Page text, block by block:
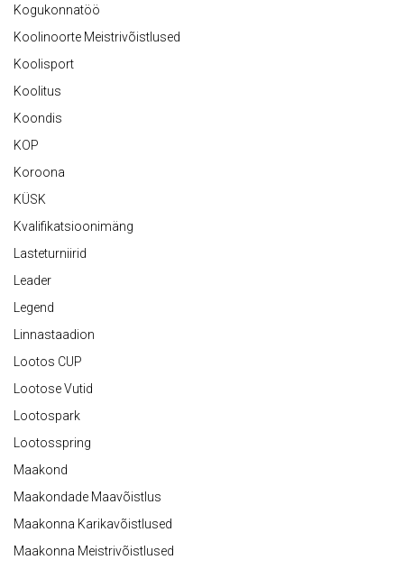
Kogukonnatöö
Koolinoorte Meistrivõistlused
Koolisport
Koolitus
Koondis
KOP
Koroona
KÜSK
Kvalifikatsioonimäng
Lasteturniirid
Leader
Legend
Linnastaadion
Lootos CUP
Lootose Vutid
Lootospark
Lootosspring
Maakond
Maakondade Maavõistlus
Maakonna Karikavõistlused
Maakonna Meistrivõistlused